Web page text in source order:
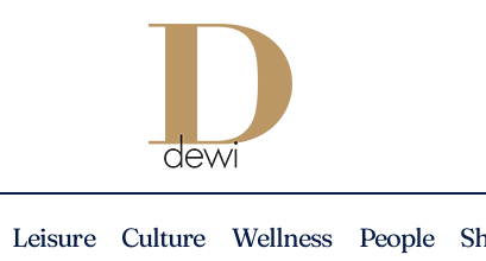
Leisure Culture Wellness People